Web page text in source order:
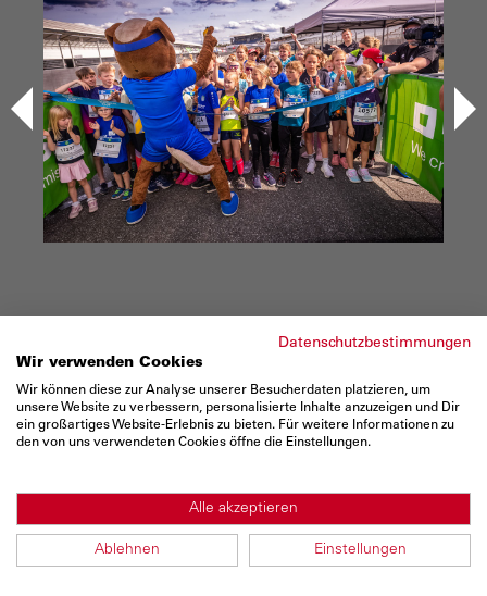
<
1 / 69
Bilder vom PFALZWERKE Kids-Laufcup
Datenschutzbestimmungen
Wir verwenden Cookies
Wir können diese zur Analyse unserer Besucherdaten platzieren, um
unsere Website zu verbessern, personalisierte Inhalte anzuzeigen und Dir
ein großartiges Website-Erlebnis zu bieten. Für weitere Informationen zu
den von uns verwendeten Cookies öffne die Einstellungen.
Alle akzeptieren
Ablehnen Einstellungen